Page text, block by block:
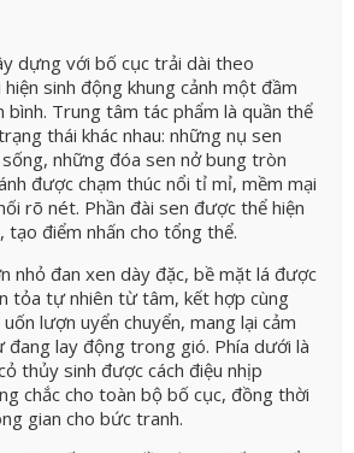
dựng với bố cục trải dài theo
sinh động khung cảnh một đầm
bình. Trung tâm tác phẩm là quần thể
thái khác nhau: những nụ sen
những đóa sen nở bung tròn
được chạm thúc nổi tỉ mỉ, mềm mại
rõ nét. Phần đài sen được thể hiện
tạo điểm nhấn cho tổng thể.
nhỏ đan xen dày đặc, bề mặt lá được
tỏa tự nhiên từ tâm, kết hợp cùng
lượn uyển chuyển, mang lại cảm
đang lay động trong gió. Phía dưới là
thủy sinh được cách điệu nhịp
chắc cho toàn bộ bố cục, đồng thời
gian cho bức tranh.